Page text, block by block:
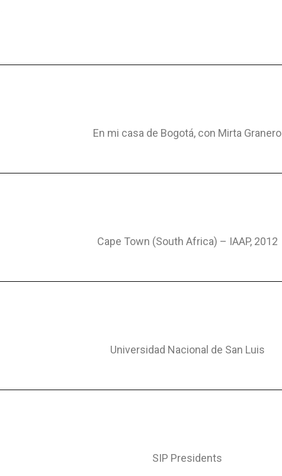
En mi casa de Bogotá, con Mirta Granero
Cape Town (South Africa) – IAAP, 2012
Universidad Nacional de San Luis
SIP Presidents